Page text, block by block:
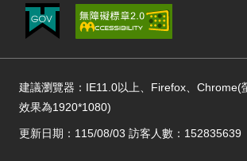
建議瀏覽器：IE11.0以上、Firefox、Chrome(
效果為1920*1080)
更新日期：115/08/03 訪客人數：152835639